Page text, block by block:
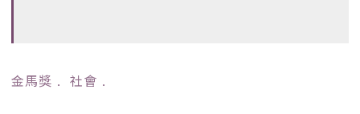
金馬獎 ﹒ 社會 ﹒